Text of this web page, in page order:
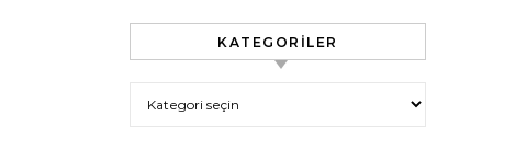
KATEGORILER